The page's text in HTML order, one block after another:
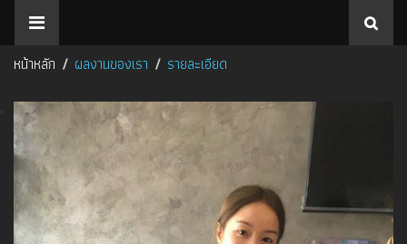
หน้าหลัก ผลงานของเรา รายละเอียด